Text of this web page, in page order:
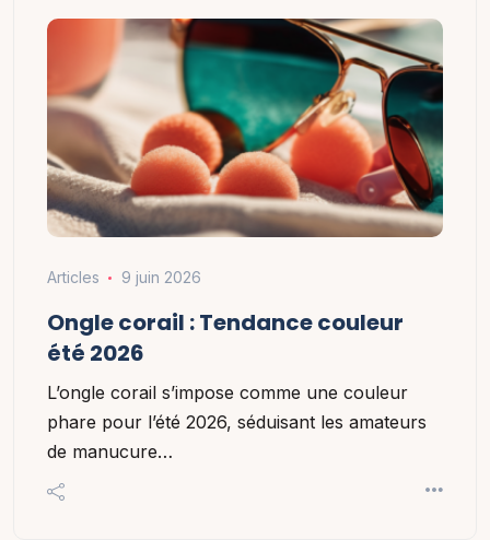
Articles 9 juin 2026
Ongle corail : Tendance couleur
été 2026
L’ongle corail s’impose comme une couleur
phare pour l’été 2026, séduisant les amateurs
de manucure…